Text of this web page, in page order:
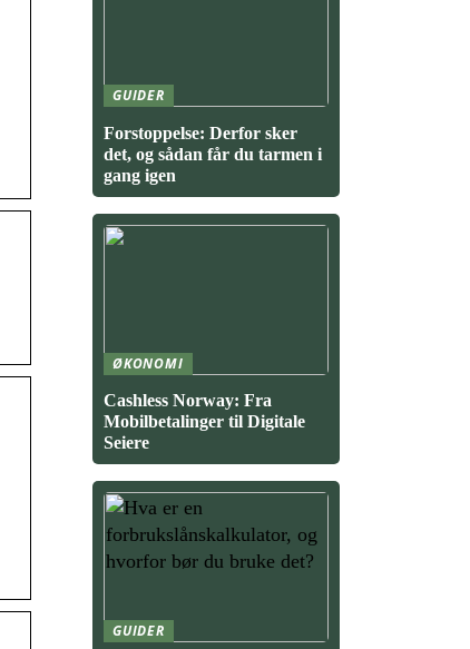
GUIDER
Forstoppelse: Derfor sker
det, og sådan får du tarmen i
gang igen
ØKONOMI
Cashless Norway: Fra
Mobilbetalinger til Digitale
Seiere
GUIDER